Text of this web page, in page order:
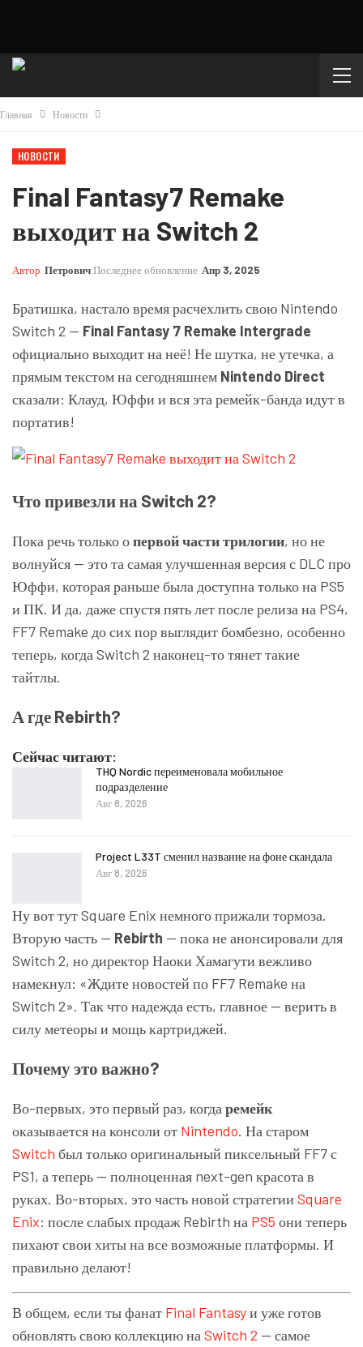
Главная Новости
НОВОСТИ
Final Fantasy7 Remake
выходит на Switch 2
Автор ПетровичПоследнее обновление Апр 3, 2025
Братишка, настало время расчехлить свою Nintendo
Switch 2 — Final Fantasy 7 Remake Intergrade
официально выходит на неё! Не шутка, не утечка, а
прямым текстом на сегодняшнем Nintendo Direct
сказали: Клауд, Юффи и вся эта ремейк-банда идут в
портатив!
Что привезли на Switch 2?
Пока речь только опервой части трилогии, но не
волнуйся — это та самая улучшенная версия с DLC про
Юффи, которая раньше была доступна только на PS5
и ПК. И да, даже спустя пять лет после релиза на PS4,
FF7 Remake до сих пор выглядит бомбезно, особенно
теперь, когда Switch 2 наконец-то тянет такие
тайтлы.
А где Rebirth?
Сейчас читают:
THQ Nordic переименовала мобильное
подразделение
Авг 8, 2026
Project L33T сменил название на фоне скандала
Авг 8, 2026
Ну вот тут Square Enix немного прижали тормоза.
Вторую часть — Rebirth — пока не анонсировали для
Switch 2, но директор Наоки Хамагути вежливо
намекнул: «Ждите новостей по FF7 Remake на
Switch 2». Так что надежда есть, главное — верить в
силу метеоры и мощь картриджей.
Почему это важно?
Во-первых, это первый раз, когдаремейк
оказывается на консоли от Nintendo. На старом
Switch был только оригинальный пиксельный FF7 с
PS1, а теперь — полноценная next-gen красота в
руках. Во-вторых, это часть новой стратегии Square
Enix: после слабых продаж Rebirth на PS5 они теперь
пихают свои хиты на все возможные платформы. И
правильно делают!
В общем, если ты фанат Final Fantasyи уже готов
обновлять свою коллекцию наSwitch 2 — самое